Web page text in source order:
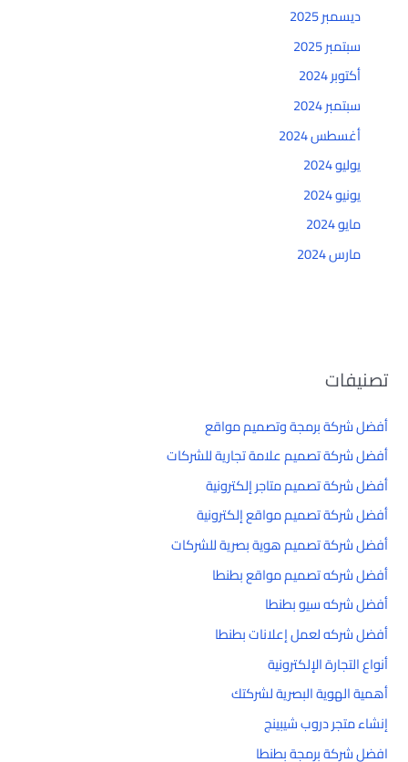
ديسمبر 2025
سبتمبر 2025
أكتوبر 2024
سبتمبر 2024
أغسطس 2024
يوليو 2024
يونيو 2024
مايو 2024
مارس 2024
تصنيفات
أفضل شركة برمجة وتصميم مواقع
أفضل شركة تصميم علامة تجارية للشركات
أفضل شركة تصميم متاجر إلكترونية
أفضل شركة تصميم مواقع إلكترونية
أفضل شركة تصميم هوية بصرية للشركات
أفضل شركه تصميم مواقع بطنطا
أفضل شركه سيو بطنطا
أفضل شركه لعمل إعلانات بطنطا
أنواع التجارة الإلكترونية
أهمية الهوية البصرية لشركتك
إنشاء متجر دروب شيبينج
افضل شركة برمجة بطنطا